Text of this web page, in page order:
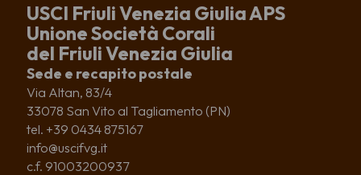
USCI Friuli Venezia Giulia APS
Unione Società Corali
del Friuli Venezia Giulia
Sede e recapito postale
Via Altan, 83/4
33078 San Vito al Tagliamento (PN)
tel. +39 0434 875167
info@uscifvg.it
c.f. 91003200937